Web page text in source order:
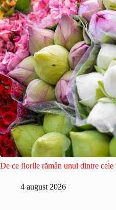
De ce florile rămân unul dintre cele
4 august 2026